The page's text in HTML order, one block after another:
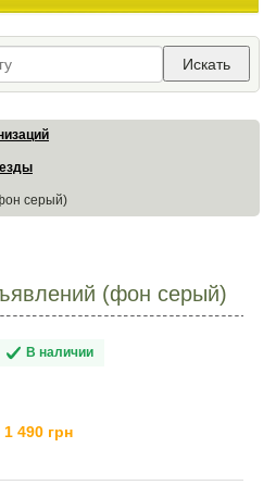
Искать
серый)
(фон серый)
В наличии
1 490 грн